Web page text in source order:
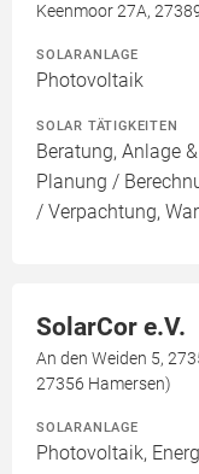
Keenmoor 27A,
SOLARANLAGE
Photovoltaik
SOLAR TÄTIGKEITEN
Beratung, Anlage
Planung /
/ Verpachtung,
SolarCor e.V.
An den Weiden 5,
27356 Hamersen)
SOLARANLAGE
Photovoltaik,